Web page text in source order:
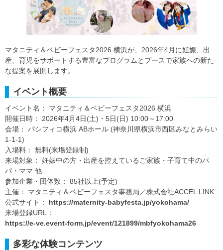
マタニティ＆ベビーフェスタ2026 横浜が、2026年4月に妊娠、出
産、育児をサポートする豊富なプログラムとブースで家族への新た
な提案を展開します。
イベント概要
イベント名： マタニティ＆ベビーフェスタ2026 横浜
開催日時： 2026年4月4日(土)・5日(日) 10:00～17:00
会場： パシフィコ横浜 ABホール (神奈川県横浜市西区みなとみらい
1-1-1)
入場料： 無料(来場登録制)
来場対象： 妊娠中の方・出産を控えているご家族・子育て中のパ
パ・ママ 他
参加企業・団体数： 85社以上(予定)
主催： マタニティ＆ベビーフェスタ事務局／株式会社ACCEL LINK
公式サイト： https://maternity-babyfesta.jp/yokohama/
来場登録URL：
https://e-ve.event-form.jp/event/121899/mbfyokohama26
多彩な体験コンテンツ